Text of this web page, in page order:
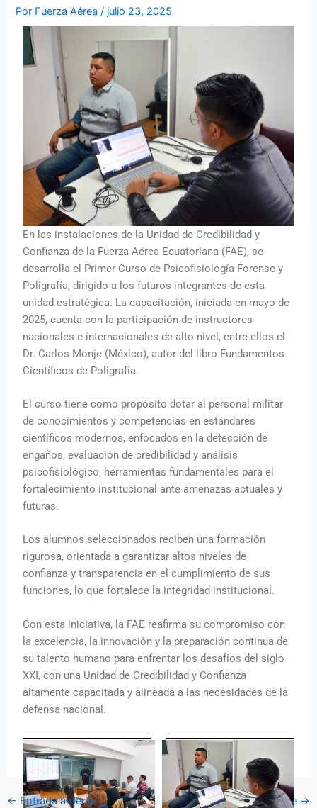
Por Fuerza Aérea/ julio 23, 2025
En las instalaciones de la Unidad de Credibilidad y
Confianza de la Fuerza Aérea Ecuatoriana (FAE), se
desarrolla el Primer Curso de Psicofisiología Forense y
Poligrafía, dirigido a los futuros integrantes de esta
unidad estratégica. La capacitación, iniciada en mayo de
2025, cuenta con la participación de instructores
nacionales e internacionales de alto nivel, entre ellos el
Dr. Carlos Monje (México), autor del libro Fundamentos
Científicos de Poligrafía.
El curso tiene como propósito dotar al personal militar
de conocimientos y competencias en estándares
científicos modernos, enfocados en la detección de
engaños, evaluación de credibilidad y análisis
psicofisiológico, herramientas fundamentales para el
fortalecimiento institucional ante amenazas actuales y
futuras.
Los alumnos seleccionados reciben una formación
rigurosa, orientada a garantizar altos niveles de
confianza y transparencia en el cumplimiento de sus
funciones, lo que fortalece la integridad institucional.
Con esta iniciativa, la FAE reafirma su compromiso con
la excelencia, la innovación y la preparación continua de
su talento humano para enfrentar los desafíos del siglo
XXI, con una Unidad de Credibilidad y Confianza
altamente capacitada y alineada a las necesidades de la
defensa nacional.
← Entrada anterior Entrada siguiente →